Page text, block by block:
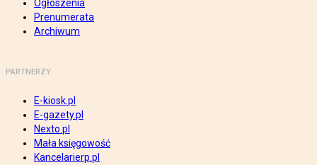
Ogłoszenia
Prenumerata
Archiwum
PARTNERZY
E-kiosk.pl
E-gazety.pl
Nexto.pl
Mała księgowość
Kancelarierp.pl